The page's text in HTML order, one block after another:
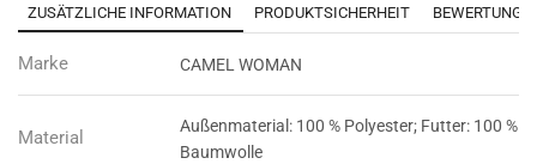
ZUSÄTZLICHE INFORMATION PRODUKTSICHERHEIT
Marke CAMEL WOMAN
Material
Außenmaterial: 100 % Polyester; Futter: 100 %
Baumwolle